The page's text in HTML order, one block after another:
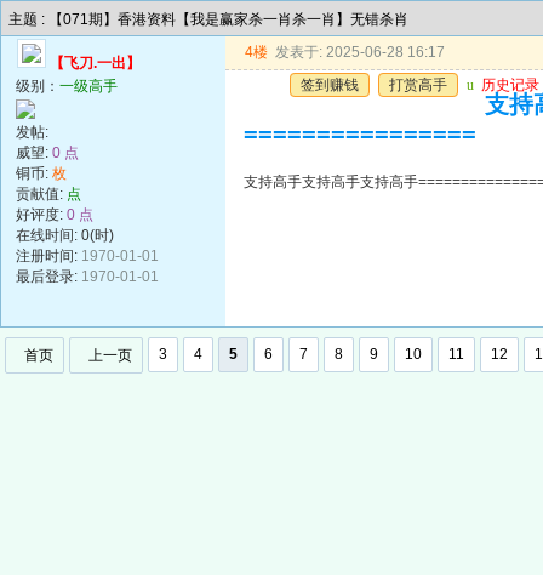
主题 : 【071期】香港资料【我是赢家杀一肖杀一肖】无错杀肖
【飞刀.一出】
级别： 一级高手
发帖:
威望: 0 点
铜币: 枚
贡献值: 点
好评度: 0 点
在线时间: 0(时)
注册时间: 1970-01-01
最后登录: 1970-01-01
4楼 发表于: 2025-06-28 16:17
签到赚钱
打赏高手 u 历史记录
支持
================
支持高手支持高手支持高手
首页 上一页 3 4 5 6 7 8 9 10 11 12